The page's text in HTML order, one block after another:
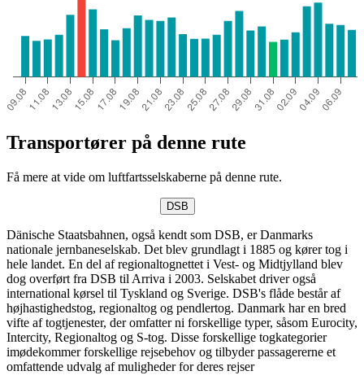
Transportører på denne rute
Få mere at vide om luftfartsselskaberne på denne rute.
DSB
Dänische Staatsbahnen, også kendt som DSB, er Danmarks
nationale jernbaneselskab. Det blev grundlagt i 1885 og kører tog i
hele landet. En del af regionaltognettet i Vest- og Midtjylland blev
dog overført fra DSB til Arriva i 2003. Selskabet driver også
international kørsel til Tyskland og Sverige. DSB's flåde består af
højhastighedstog, regionaltog og pendlertog. Danmark har en bred
vifte af togtjenester, der omfatter ni forskellige typer, såsom Eurocity,
Intercity, Regionaltog og S-tog. Disse forskellige togkategorier
imødekommer forskellige rejsebehov og tilbyder passagererne et
omfattende udvalg af muligheder for deres rejser